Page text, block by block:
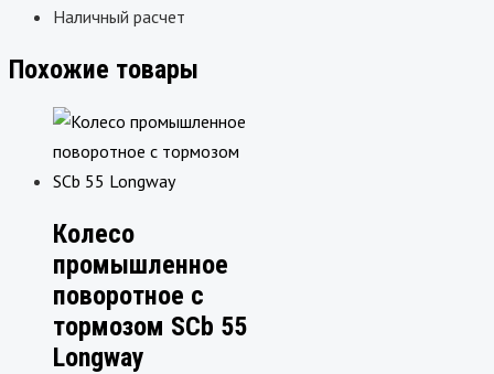
Наличный расчет
Похожие товары
Колесо
промышленное
поворотное с
тормозом SCb 55
Longway